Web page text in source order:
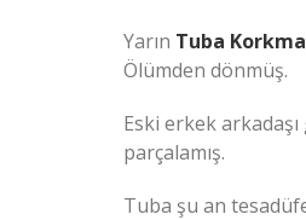
Yarın Tuba
Ölümden dönmüş.
Eski erkek
parçalamış.
Tuba şu an